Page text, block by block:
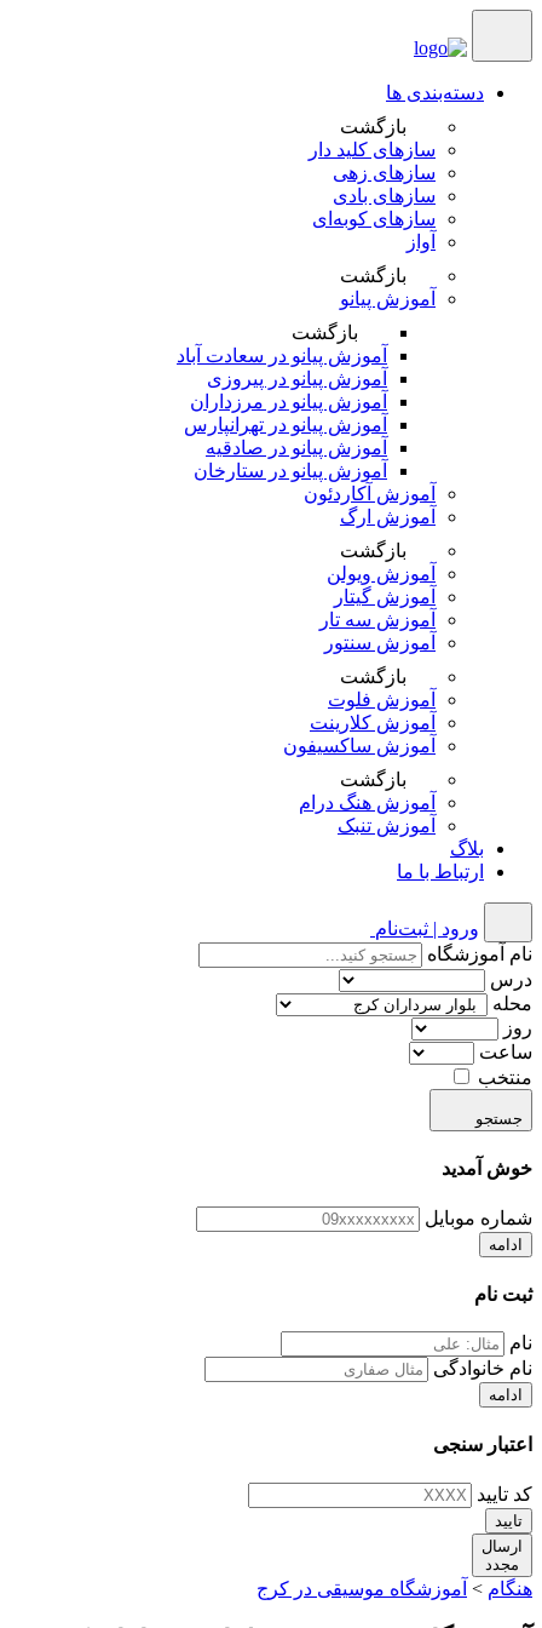
دسته‌بندی ها
بازگشت
سازهای کلید دار
سازهای زهی
سازهای بادی
سازهای کوبه‌‎ای
آواز
بازگشت
آموزش پیانو
بازگشت
آموزش پیانو در سعادت آباد
آموزش پیانو در پیروزی
آموزش پیانو در مرزداران
آموزش پیانو در تهرانپارس
آموزش پیانو در صادقیه
آموزش پیانو در ستارخان
آموزش آکاردئون
آموزش ارگ
بازگشت
آموزش ویولن
آموزش گیتار
آموزش سه تار
آموزش سنتور
بازگشت
آموزش فلوت
آموزش کلارینت
آموزش ساکسیفون
بازگشت
آموزش هنگ درام
آموزش تنبک
بلاگ
ارتباط با ما
ورود | ثبت‌نام
نام آموزشگاه
درس
محله
روز
ساعت
منتخب
جستجو
خوش آمدید
شماره موبایل
ادامه
ثبت نام
نام
نام خانوادگی
ادامه
اعتبار سنجی
کد تایید
تایید
ارسال
مجدد
هنگام > آموزشگاه موسیقی در کرج